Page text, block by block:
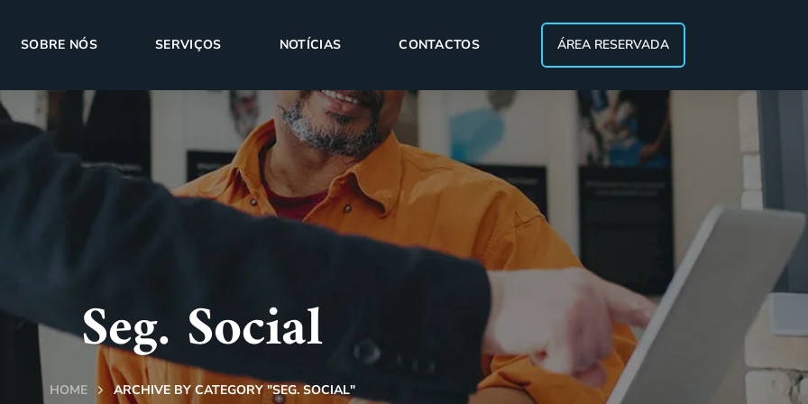
SOBRE NÓS SERVIÇOS NOTÍCIAS CONTACTOS ÁREA RESERVADA
Seg. Social
HOME ARCHIVE BY CATEGORY "SEG. SOCIAL"